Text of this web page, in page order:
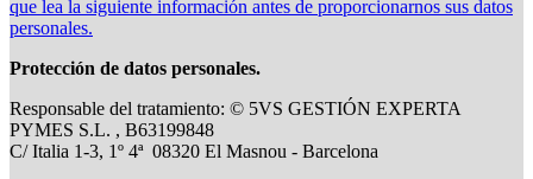
que lea la siguiente información antes de proporcionarnos sus datos
personales.
Protección de datos personales.
Responsable del tratamiento: © 5VS GESTIÓN EXPERTA
PYMES S.L. , B63199848
C/ Italia 1-3, 1º 4ª 08320 El Masnou - Barcelona